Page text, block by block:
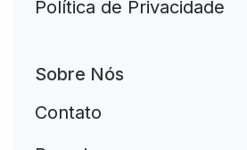
Política de Privacidade
Sobre Nós
Contato